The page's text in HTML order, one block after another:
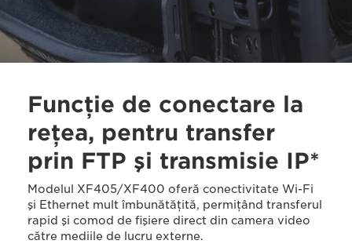
Funcţie de conectare la
reţea, pentru transfer
prin FTP şi transmisie IP*
Modelul XF405/XF400 oferă conectivitate Wi-Fi
şi Ethernet mult îmbunătăţită, permiţând transferul
rapid şi comod de fişiere direct din camera video
către mediile de lucru externe.